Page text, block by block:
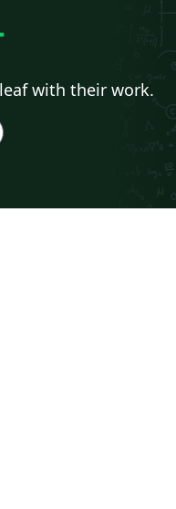
with their work.